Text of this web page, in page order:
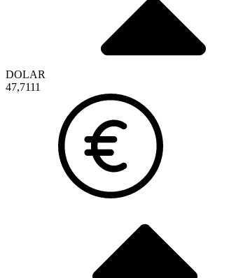
DOLAR
47,7111